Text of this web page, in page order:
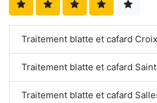
Traitement blatte et cafard
Traitement blatte et cafard
Traitement blatte et cafard